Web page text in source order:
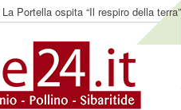
Portella ospita “Il respiro della